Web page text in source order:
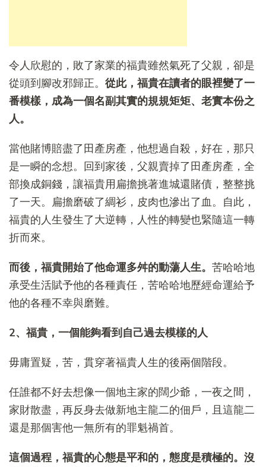
令人欣慰的，敗了家業的福貴雖然氣死了父親，卻是
從頭到腳改邪歸正。 從此，福貴在讀者的眼裡變了一
番模樣，成為一個名副其實的規規矩矩、老實本份之
人。
當他賭博賠盡了田產房產，他想過自殺，好在，那只
是一瞬的念想。回到家後，父親賣掉了田產房產，全
部換成銅錢，讓福貴用扁擔挑著進城還賭債，整整挑
了一天。扁擔磨破了綢衫，皮肉也滲出了血。自此，
福貴的人生發生了大逆轉，人性的轉變也緊隨這一轉
折而來。
而後，福貴開始了他命運多舛的動蕩人生。 苦哈哈地
承受生活賦予他的各種責任，苦哈哈地歷經命運給予
他的各種不幸與磨難。
2、福貴，一個能夠看到自己過去模樣的人
毋庸置疑，苦，貫穿著福貴人生的後兩個階段。
任誰都不好去想像一個地主家的闊少爺，一夜之間，
家財散盡，再反身去做新地主龍二的佃戶，且這龍二
還是那個害他一無所有的罪魁禍首。
這個過程，福貴的心態是平和的，態度是積極的。沒